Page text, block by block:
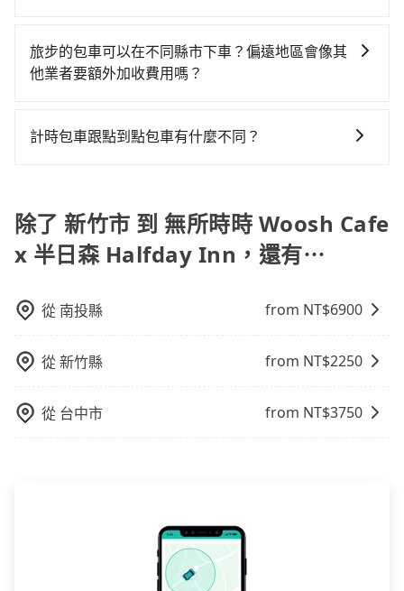
均花費約1,240元，費時1小時46分鐘。選擇搭乘高鐵而
不預約包車，不僅每人至少額外負擔140元車資，而且更
拼車共乘服務，最多可再節省50%的交通費用。
外的汽車保險與可能的罰單都需自付。再者，和運的
iRent只提供最基本的車型，如Toyota Yaris、Prius C、
最令人詬病的就是車況，打開車門才發現仍有上一組乘
時卻偏偏找不到停車位，對於急著用車或者要載其他乘
客的人來說就有不小的風險。最後，雖然路邊隨租隨還
看似方便，但實際使用時還是有其區域的限制，實際可
天或者載行李時，就顯得非常不便。
tripool可省高達$1,700。但如果要考慮到回程，宜蘭縣
僅有合法計程車約750輛，數量約為新竹市的95%、密度
市到無所時時 Woosh Cafe x 半日森 Halfday Inn的最
旅步可能會根據行經的路線是否超過海拔1500公尺來進
行額外的費用收取。但是，這些費用會在您下訂單後、
心地享受旅步為您提供的服務。
旅步的包車可以在不同縣市下車？偏遠地區會像其
他業者要額外加收費用嗎？
於偏遠地區，我們提供的價格已經包含了所有基本的費
詢到具體的費用。
計時包車跟點到點包車有什麼不同？
費，通常以每小時為單位，客戶可以根據自己的需要預
定一定時間的包車服務。這種服務適用於需要在城市內
多個地點間來回穿梭的客戶，例如市區觀光、商務差旅
費，客戶可以預先告知出發地點A到目的地B，會根據路
線和里程來計算費用。這種服務通常適用於單程或從一
個城市到另一個城市的長途包車。
除了 新竹市 到 無所時時 Woosh Cafe
x 半日森 Halfday Inn，還有⋯
從 南投縣 from NT$6900
從新竹縣 from NT$2250
從 台中市 from NT$3750